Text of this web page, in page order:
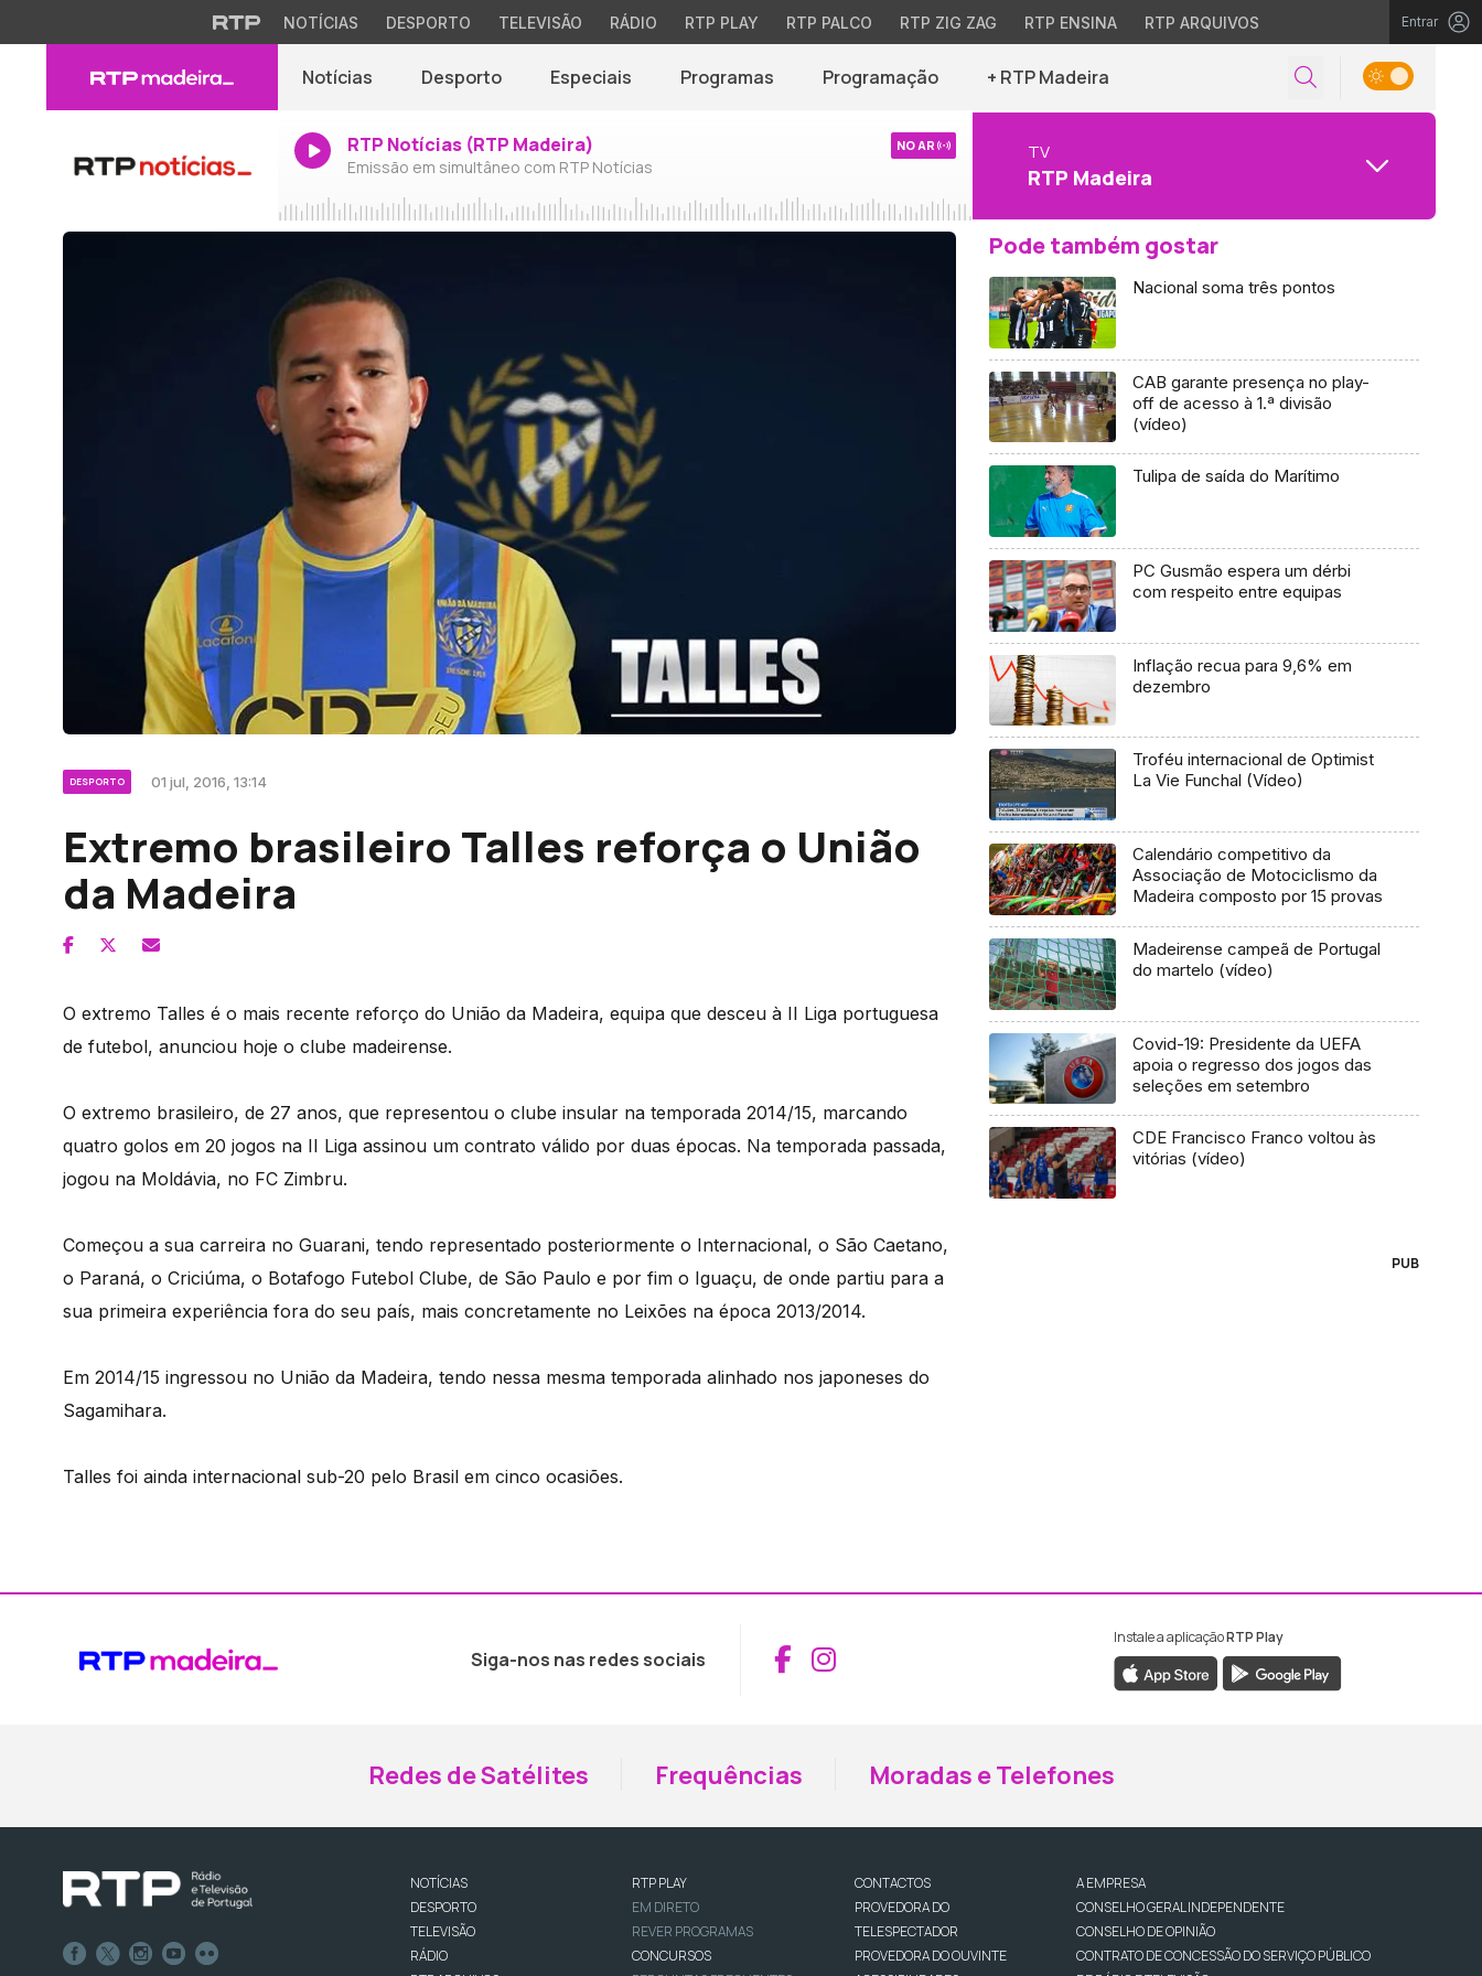
NOTÍCIAS DESPORTO TELEVISÃO RÁDIO RTP PLAY RTP PALCO RTP ZIG ZAG RTP ENSINA RTP ARQUIVOS Entrar
Notícias Desporto Especiais Programas Programação + RTP Madeira
RTP Notícias (RTP Madeira)
Emissão em simultâneo com RTP Notícias
NO AR TV
RTP Madeira
DESPORTO 01 jul, 2016, 13:14
Extremo brasileiro Talles reforça o União
da Madeira
O extremo Talles é o mais recente reforço do União da Madeira, equipa que desceu à II Liga portuguesa
de futebol, anunciou hoje o clube madeirense.
O extremo brasileiro, de 27 anos, que representou o clube insular na temporada 2014/15, marcando
quatro golos em 20 jogos na II Liga assinou um contrato válido por duas épocas. Na temporada passada,
jogou na Moldávia, no FC Zimbru.
Começou a sua carreira no Guarani, tendo representado posteriormente o Internacional, o São Caetano,
o Paraná, o Criciúma, o Botafogo Futebol Clube, de São Paulo e por fim o Iguaçu, de onde partiu para a
sua primeira experiência fora do seu país, mais concretamente no Leixões na época 2013/2014.
Em 2014/15 ingressou no União da Madeira, tendo nessa mesma temporada alinhado nos japoneses do
Sagamihara.
Talles foi ainda internacional sub-20 pelo Brasil em cinco ocasiões.
Pode também gostar
Nacional soma três pontos
CAB garante presença no play-
off de acesso à 1.ª divisão
(vídeo)
Tulipa de saída do Marítimo
PC Gusmão espera um dérbi
com respeito entre equipas
Inflação recua para 9,6% em
dezembro
Troféu internacional de Optimist
La Vie Funchal (Vídeo)
Calendário competitivo da
Associação de Motociclismo da
Madeira composto por 15 provas
Madeirense campeã de Portugal
do martelo (vídeo)
Covid-19: Presidente da UEFA
apoia o regresso dos jogos das
seleções em setembro
CDE Francisco Franco voltou às
vitórias (vídeo)
PUB
Siga-nos nas redes sociais Aceder ao Facebook da RTP Madeira
Aceder ao Instagram da RTP Madeira
Instale a aplicaçãoRTP Play
Redes de Satélites Frequências Moradas e Telefones
NOTÍCIAS
DESPORTO
TELEVISÃO
RÁDIO
RTP PLAY
EM DIRETO
REVER PROGRAMAS
CONCURSOS
CONTACTOS
PROVEDORA DO
TELESPECTADOR
PROVEDORA DO OUVINTE
A EMPRESA
CONSELHO GERAL INDEPENDENTE
CONSELHO DE OPINIÃO
CONTRATO DE CONCESSÃO DO SERVIÇO PÚBLICO